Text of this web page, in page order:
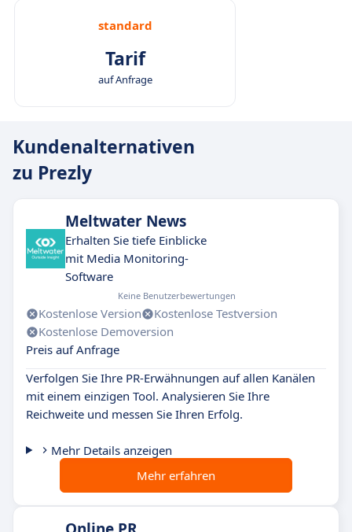
standard
Tarif
auf Anfrage
Kundenalternativen
zu Prezly
Meltwater News
Erhalten Sie tiefe Einblicke
mit Media Monitoring-
Software
Keine Benutzerbewertungen
Kostenlose Version
Kostenlose Testversion
Kostenlose Demoversion
Preis auf Anfrage
Verfolgen Sie Ihre PR-Erwähnungen auf allen Kanälen
mit einem einzigen Tool. Analysieren Sie Ihre
Reichweite und messen Sie Ihren Erfolg.
Mehr Details anzeigen
Mehr erfahren